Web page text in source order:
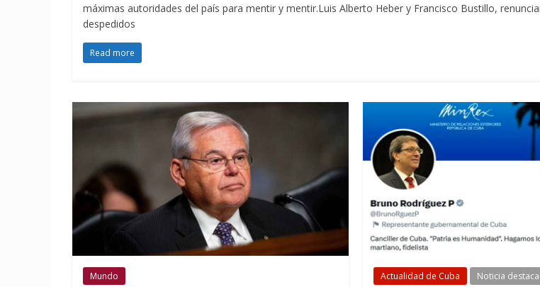
máximas autoridades del país para mentir y mentir.Luis Alberto Heber y Francisco Bustillo,
despedidos
Read more
Mundo Actualidad de Cuba Noticia